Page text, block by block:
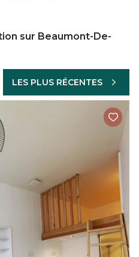
sur Beaumont-De-
LES PLUS RÉCENTES